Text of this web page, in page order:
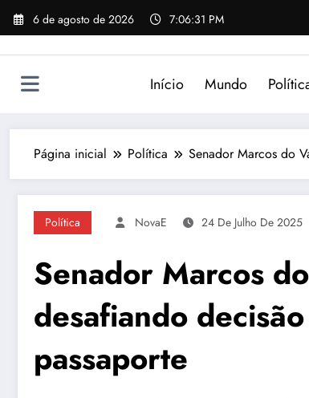
Pular
para
6 de agosto de 2026 7:06:31 PM
Início Mundo
Página inicial Política Senador Marcos do
Política NovaE 24 De Julho De 2025
Senador Marcos
desafiando
passaporte